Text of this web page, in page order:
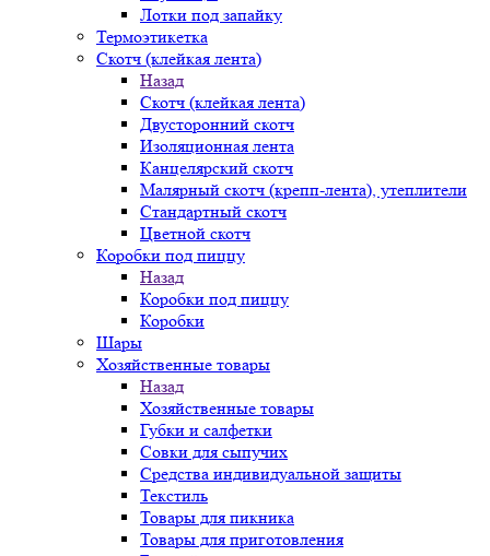
Лотки под запайку
Термоэтикетка
Скотч (клейкая лента)
Назад
Скотч (клейкая лента)
Двусторонний скотч
Изоляционная лента
Канцелярский скотч
Малярный скотч (крепп-лента), утеплители
Стандартный скотч
Цветной скотч
Коробки под пиццу
Назад
Коробки под пиццу
Коробки
Шары
Хозяйственные товары
Назад
Хозяйственные товары
Губки и салфетки
Совки для сыпучих
Средства индивидуальной защиты
Текстиль
Товары для пикника
Товары для приготовления